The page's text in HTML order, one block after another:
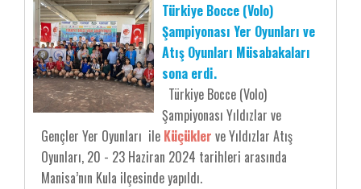
Türkiye Bocce (Volo)
Şampiyonası Yer Oyunları ve
Atış Oyunları Müsabakaları
sona erdi.
Türkiye Bocce (Volo)
Şampiyonası Yıldızlar ve
Gençler Yer Oyunları ile Küçükler ve Yıldızlar Atış
Oyunları, 20 - 23 Haziran 2024 tarihleri arasında
Manisa’nın Kula ilçesinde yapıldı.